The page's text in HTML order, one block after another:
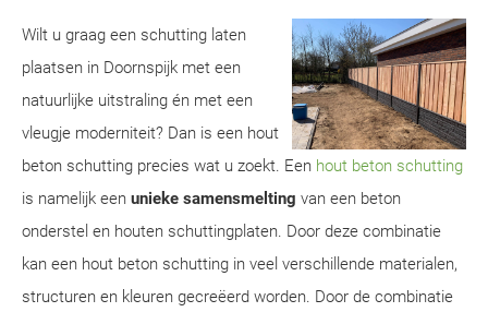
Wilt u graag een schutting laten
plaatsen in Doornspijk met een
natuurlijke uitstraling én met een
vleugje moderniteit? Dan is een hout
beton schutting precies wat u zoekt. Een hout beton schutting
is namelijk een unieke samensmelting van een beton
onderstel en houten schuttingplaten. Door deze combinatie
kan een hout beton schutting in veel verschillende materialen,
structuren en kleuren gecreëerd worden. Door de combinatie